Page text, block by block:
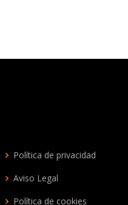
Política de privacidad
Aviso Legal
Política de cookies